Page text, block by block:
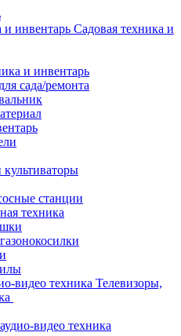
Садовая техника и
и инвентарь
сада/ремонта
станции
техника
Телевизоры,
видео техника